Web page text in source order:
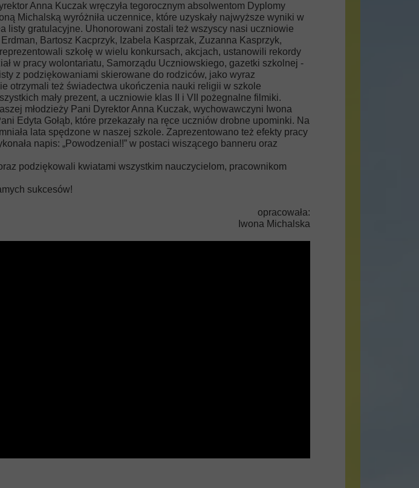
Anna Kuczak wręczyła tegorocznym absolwentom Dyplomy
Michalską wyróżniła uczennice, które uzyskały najwyższe wyniki w
listy gratulacyjne. Uhonorowani zostali też wszyscy nasi uczniowie
Bartosz Kacprzyk, Izabela Kasprzak, Zuzanna Kasprzyk,
szkołę w wielu konkursach, akcjach, ustanowili rekordy
w pracy wolontariatu, Samorządu Uczniowskiego, gazetki szkolnej -
z podziękowaniami skierowane do rodziców, jako wyraz
otrzymali też świadectwa ukończenia nauki religii w szkole
mały prezent, a uczniowie klas II i VII pożegnalne filmiki.
młodzieży Pani Dyrektor Anna Kuczak, wychowawczyni Iwona
Edyta Gołąb, które przekazały na ręce uczniów drobne upominki. Na
lata spędzone w naszej szkole. Zaprezentowano też efekty pracy
napis: „Powodzenia!!” w postaci wiszącego banneru oraz
podziękowali kwiatami wszystkim nauczycielom, pracownikom
sukcesów!
opracowała:
Iwona Michalska